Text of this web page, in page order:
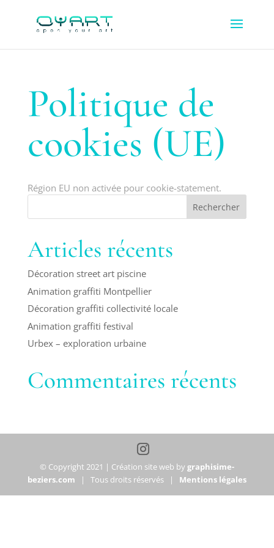
Politique de
cookies (UE)
Région EU non activée pour cookie-statement.
Articles récents
Décoration street art piscine
Animation graffiti Montpellier
Décoration graffiti collectivité locale
Animation graffiti festival
Urbex – exploration urbaine
Commentaires récents
© Copyright 2021 | Création site web by graphisime-
beziers.com | Tous droits réservés | Mentions légales